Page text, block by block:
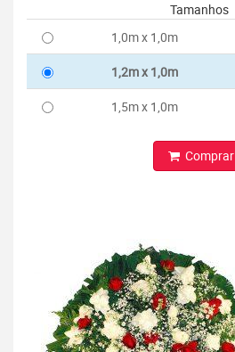
Tamanhos
1,0m x 1,0m
1,2m x 1,0m
1,5m x 1,0m
Comprar